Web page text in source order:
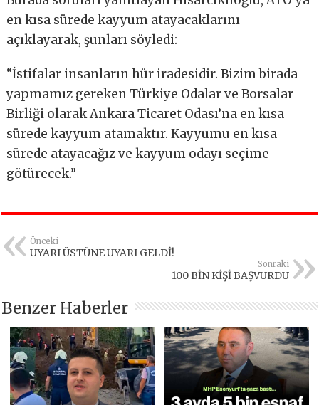
en kısa sürede kayyum atayacaklarını
açıklayarak, şunları söyledi:
“İstifalar insanların hür iradesidir. Bizim birada
yapmamız gereken Türkiye Odalar ve Borsalar
Birliği olarak Ankara Ticaret Odası’na en kısa
sürede kayyum atamaktır. Kayyumu en kısa
sürede atayacağız ve kayyum odayı seçime
götürecek.”
Önceki
UYARI ÜSTÜNE UYARI GELDİ!
Sonraki
100 BİN KİŞİ BAŞVURDU
Benzer Haberler